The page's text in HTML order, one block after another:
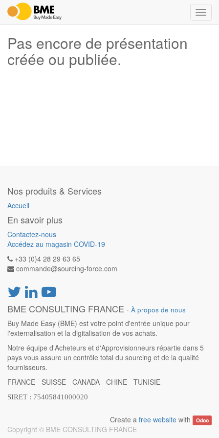
la
Pas encore de présentation
créée ou publiée.
Nos produits & Services
Accueil
En savoir plus
Contactez-nous
Accédez au magasin COVID-19
+33 (0)4 28 29 63 65
commande@sourcing-force.com
BME CONSULTING FRANCE - À propos de nous
Buy Made Easy (BME) est votre point d'entrée unique pour
l'externalisation et la digitalisation de vos achats.
Notre équipe d'Acheteurs et d'Approvisionneurs répartie dans 5
pays vous assure un contrôle total du sourcing et de la qualité
fournisseurs.
FRANCE - SUISSE - CANADA - CHINE - TUNISIE
SIRET : 75405841000020
Create afree website with Odoo
Copyright © BME CONSULTING FRANCE